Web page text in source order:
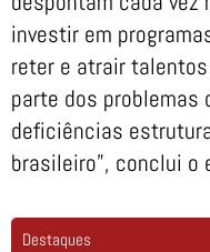
investir em
reter e atrair
parte dos problemas
deficiências
brasileiro”, conclui o
Destaques